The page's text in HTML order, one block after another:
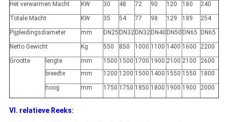
Het verwarmen Macht
KW 30 48 72 90 120 180
240
Totale Macht
KW 35 54 77 98 129 189
254
Pijpleidingsdiameter
mm DN25 DN32 DN32 DN40 DN50 DN65
DN65
Netto Gewicht
Kg 550 850 1000 1100 1400 1600
2200
Grootte
lengte mm 1500 1500 1700 1900 2100 2100
2600
breedte
mm 1200 1200 1500 1400 1550 1550
1800
hoog
mm 1750 1750 1850 1800 1900 1900 2000
VI. relatieve Reeks: